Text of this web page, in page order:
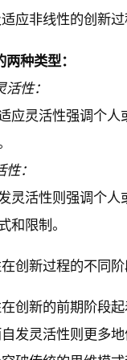
应非线性的创新过
种类型：
性：
应灵活性强调个人
：
灵活性则强调个人
和限制。
创新过程的不同阶
创新的前期阶段
发灵活性则更多